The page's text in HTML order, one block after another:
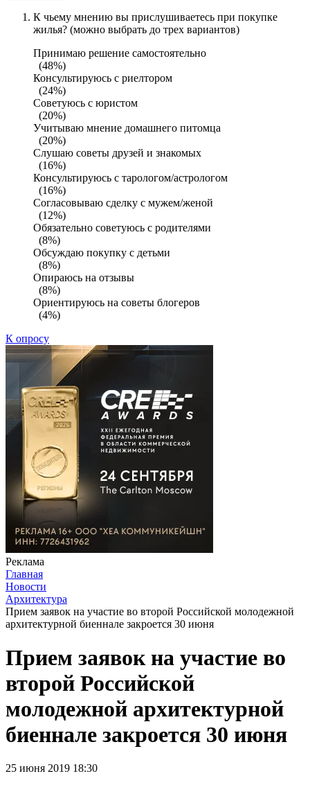
К чьему мнению вы прислушиваетесь при покупке
жилья? (можно выбрать до трех вариантов)
Принимаю решение самостоятельно
(48%)
Консультируюсь с риелтором
(24%)
Советуюсь с юристом
(20%)
Учитываю мнение домашнего питомца
(20%)
Слушаю советы друзей и знакомых
(16%)
Консультируюсь с тарологом/астрологом
(16%)
Согласовываю сделку с мужем/женой
(12%)
Обязательно советуюсь с родителями
(8%)
Обсуждаю покупку с детьми
(8%)
Опираюсь на отзывы
(8%)
Ориентируюсь на советы блогеров
(4%)
К опросу
Реклама
Главная
Новости
Архитектура
Прием заявок на участие во второй Российской молодежной
архитектурной биеннале закроется 30 июня
Прием заявок на участие во
второй Российской
молодежной архитектурной
биеннале закроется 30 июня
25 июня 2019 18:30